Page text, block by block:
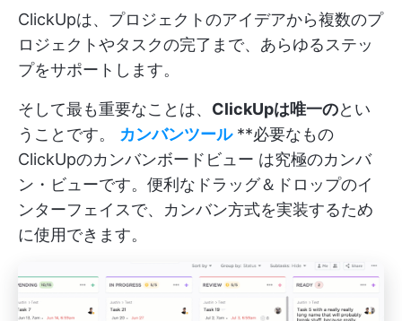
ClickUpは、プロジェクトのアイデアから複数のプ
ロジェクトやタスクの完了まで、あらゆるステッ
プをサポートします。
そして最も重要なことは、 ClickUpは唯一のとい
うことです。 カンバンツール**必要なもの
ClickUpのカンバンボードビュー は究極のカンバ
ン・ビューです。便利なドラッグ＆ドロップのイ
ンターフェイスで、カンバン方式を実装するため
に使用できます。